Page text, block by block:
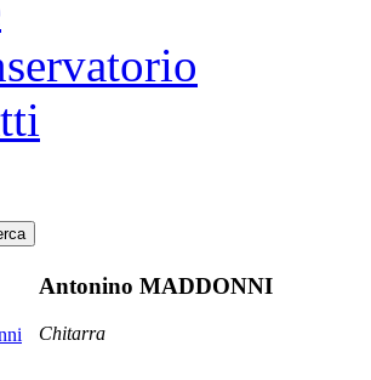
Antonino MADDONNI
Chitarra